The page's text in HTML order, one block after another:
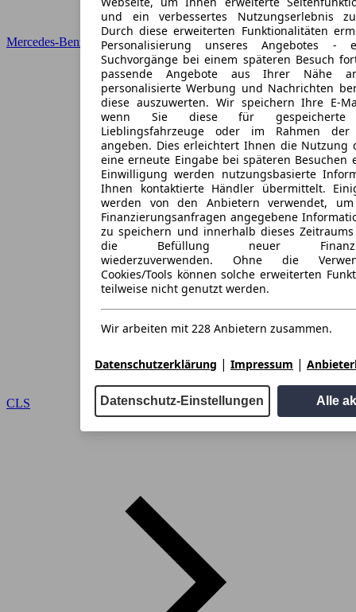
Mercedes-Benz
CLS
und ein verbessertes Nutzungserlebnis
Durch diese erweiterten Funktionalitäten
Personalisierung unseres Angebotes
Suchvorgänge bei einem späteren Besuch
passende Angebote aus Ihrer Nähe
personalisierte Werbung und Nachrichten
diese auszuwerten. Wir speichern Ihre E-
wenn Sie diese für gespeicherte
Lieblingsfahrzeuge oder im Rahmen der
angeben. Dies erleichtert Ihnen die Nutzung
eine erneute Eingabe bei späteren
Einwilligung werden nutzungsbasierte
Ihnen kontaktierte Händler übermittelt.
werden von den Anbietern verwendet,
Finanzierungsanfragen angegebene
zu speichern und innerhalb dieses
die Befüllung neuer
wiederzuverwenden. Ohne die
Cookies/Tools können solche erweiterten
teilweise nicht genutzt werden.
Wir arbeiten mit 228 Anbietern zusammen.
Datenschutzerklärung | Impressum |
Datenschutz-Einstellungen Alle